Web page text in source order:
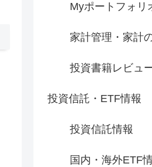
Myポートフォリ
家計管理・家計
投資書籍レビュ
投資信託・ETF情報
投資信託情報
国内・海外ETF